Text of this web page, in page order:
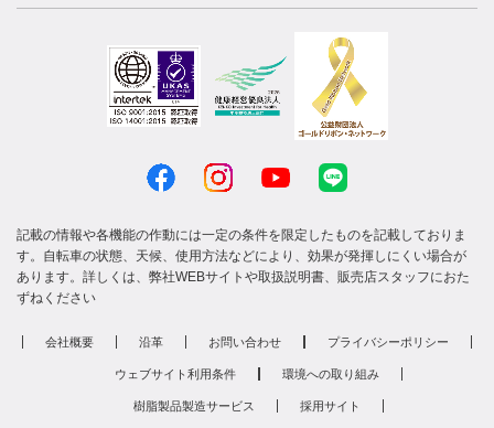
記載の情報や各機能の作動には一定の条件を限定したものを記載しておりま
す。自転車の状態、天候、使用方法などにより、効果が発揮しにくい場合が
あります。詳しくは、弊社WEBサイトや取扱説明書、販売店スタッフにおた
ずねください
会社概要 沿革 お問い合わせ プライバシーポリシー
ウェブサイト利用条件 環境への取り組み
樹脂製品製造サービス 採用サイト